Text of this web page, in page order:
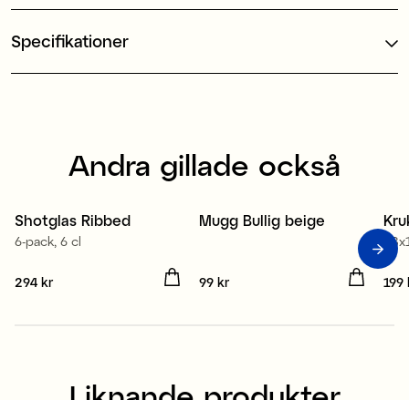
Specifikationer
Andra gillade också
Shotglas Ribbed
6-pack, 6 cl
Pris :294 kr
294 kr
Mugg Bullig beige
Pris:
99 kr Pris
199